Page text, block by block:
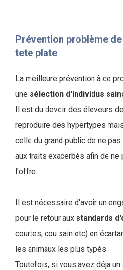
Prévention problème
tete plate
La meilleure prévention à ce
une sélection d'individus
Il est du devoir des éleveurs
reproduire des hypertypes
celle du grand public de ne
aux traits exacerbés afin de ne
l'offre.
Il est nécessaire d'avoir un
pour le retour aux standards
courtes, cou sain etc) en
les animaux les plus typés.
Toutefois, si vous avez déjà un